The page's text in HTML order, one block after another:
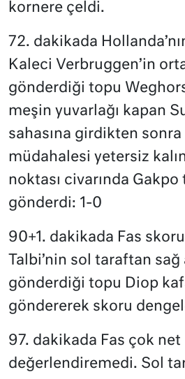
kornere çeldi.
72. dakikada
Kaleci Verbruggen’in
gönderdiği topu
meşin yuvarlağı kapan
sahasına girdikten sonra
müdahalesi yetersiz
noktası civarında
gönderdi: 1-0
90+1. dakikada Fas
Talbi’nin sol taraftan
gönderdiği topu Diop
göndererek skoru
97. dakikada Fas çok net
değerlendiremedi. Sol